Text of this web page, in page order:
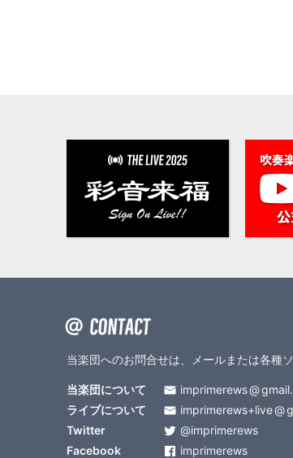
当楽団へのお問合せは、メールまたは各種
当楽団について imprimerews
ライブについて
imprimerews+live
Twitter
@imprimerews
Facebook
imprimerews